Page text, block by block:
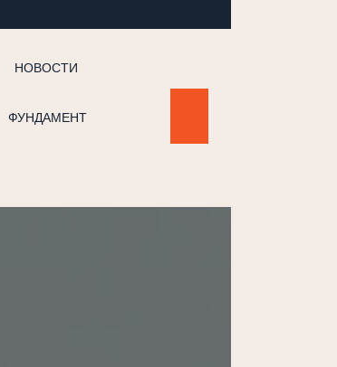
НОВОСТИ
ФУНДАМЕНТ